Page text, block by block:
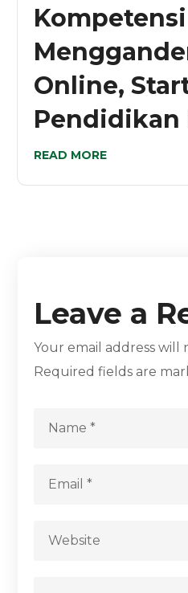
Online,
Pendidikan
READ MORE
Leave a
Your email address will
Required fields are